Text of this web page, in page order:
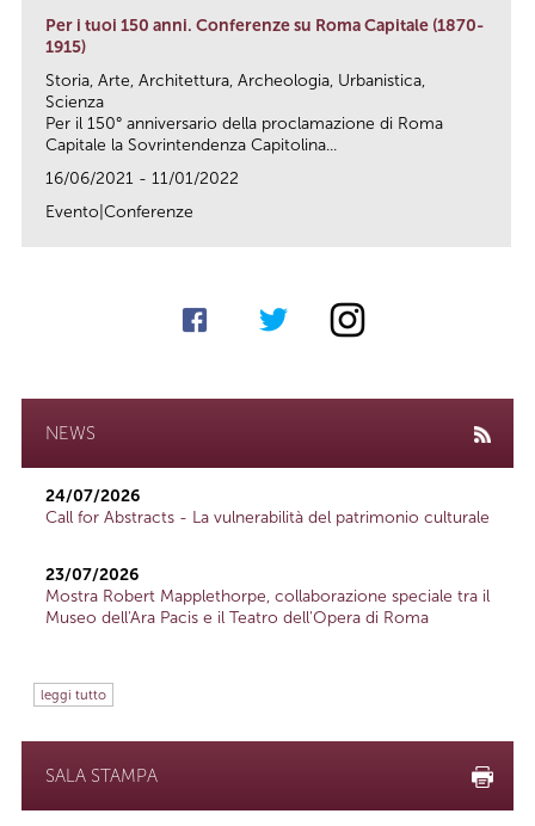
Per i tuoi 150 anni. Conferenze su Roma Capitale (1870-
1915)
Storia, Arte, Architettura, Archeologia, Urbanistica,
Scienza
Per il 150° anniversario della proclamazione di Roma
Capitale la Sovrintendenza Capitolina...
16/06/2021 - 11/01/2022
Evento|Conferenze
NEWS
24/07/2026
Call for Abstracts - La vulnerabilità del patrimonio culturale
23/07/2026
Mostra Robert Mapplethorpe, collaborazione speciale tra il
Museo dell'Ara Pacis e il Teatro dell'Opera di Roma
leggi tutto
SALA STAMPA